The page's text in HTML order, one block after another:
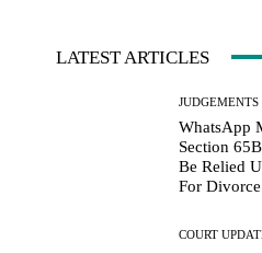
LATEST ARTICLES
JUDGEMENTS
WhatsApp
Section
Be Relied
For
COURT